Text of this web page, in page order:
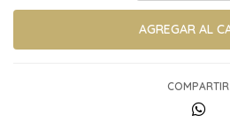
COMPARTIR